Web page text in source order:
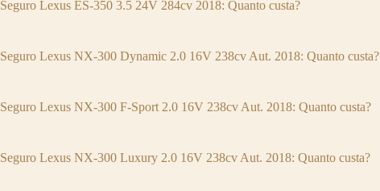
Seguro Lexus ES-350 3.5 24V 284cv 2018: Quanto custa?
Seguro Lexus NX-300 Dynamic 2.0 16V 238cv Aut. 2018: Quanto custa?
Seguro Lexus NX-300 F-Sport 2.0 16V 238cv Aut. 2018: Quanto custa?
Seguro Lexus NX-300 Luxury 2.0 16V 238cv Aut. 2018: Quanto custa?